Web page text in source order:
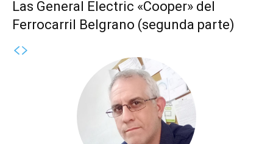
Las General Electric «Cooper» del
Ferrocarril Belgrano (segunda parte)